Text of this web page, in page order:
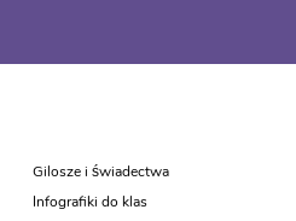
Gilosze i świadectwa
Infografiki do klas